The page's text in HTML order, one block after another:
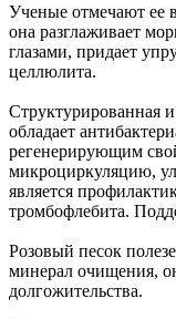
Ученые отмечают ее
она разглаживает
глазами, придает
целлюлита.
Структурированная
обладает
регенерирующим
микроциркуляцию,
является
тромбофлебита.
Розовый песок
минерал очищения,
долгожительства.